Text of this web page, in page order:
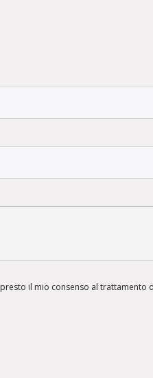
presto il mio consenso al